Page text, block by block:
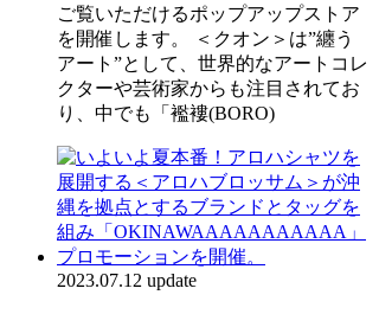
ご覧いただけるポップアップストア
を開催します。 ＜クオン＞は”纏う
アート”として、世界的なアートコレ
クターや芸術家からも注目されてお
り、中でも「襤褸(BORO)
2023.07.12 update